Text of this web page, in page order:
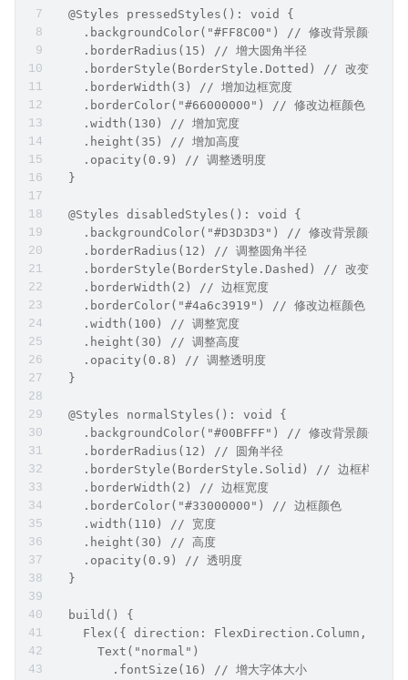
  @Styles pressedStyles(): void {
.backgroundColor("#FF8C00") // 修改背景颜色为橙
    .borderRadius(15) // 增大圆角半径
.borderStyle(BorderStyle.Dotted) // 改变边框样
    .borderWidth(3) // 增加边框宽度
    .borderColor("#66000000") // 修改边框颜色
    .width(130) // 增加宽度
    .height(35) // 增加高度
    .opacity(0.9) // 调整透明度
  }
  @Styles disabledStyles(): void {
.backgroundColor("#D3D3D3") // 修改背景颜色为浅
    .borderRadius(12) // 调整圆角半径
.borderStyle(BorderStyle.Dashed) // 改变边框样
    .borderWidth(2) // 边框宽度
    .borderColor("#4a6c3919") // 修改边框颜色
    .width(100) // 调整宽度
    .height(30) // 调整高度
    .opacity(0.8) // 调整透明度
  }
  @Styles normalStyles(): void {
.backgroundColor("#00BFFF") // 修改背景颜色为深
    .borderRadius(12) // 圆角半径
.borderStyle(BorderStyle.Solid) // 边框样式为
    .borderWidth(2) // 边框宽度
    .borderColor("#33000000") // 边框颜色
    .width(110) // 宽度
    .height(30) // 高度
    .opacity(0.9) // 透明度
  }
  build() {
Flex({ direction: FlexDirection.Column,
      Text("normal")
        .fontSize(16) // 增大字体大小